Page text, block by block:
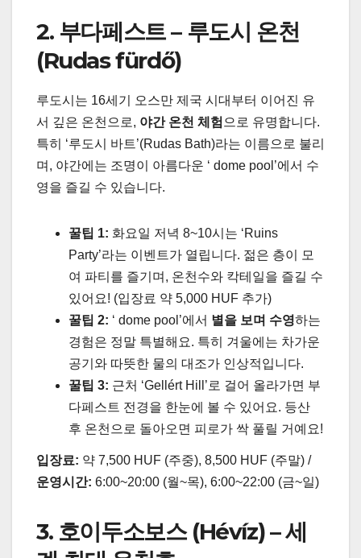
2. 부다페스트 – 루도시 온천
(Rudas fürdő)
루도시는 16세기 오스만 제국 시대부터 이어진 유
서 깊은 온천으로, 야간 온천 체험 으로 유명합니다.
특히 ‘루도시 바트’(Rudas Bath)라는 이름으로 불리
며, 야간에는 조명이 아름다운 ‘ dome pool’에서 수
영을 즐길 수 있습니다.
꿀팁 1: 화요일 저녁 8~10시 는 ‘Ruins
Party’라는 이벤트가 열립니다. 젊은 층이 모
여 파티를 즐기며, 온천수와 칵테일을 즐길 수
있어요! (입장료 약 5,000 HUF 추가)
꿀팁 2: ‘ dome pool’에서 별을 보며 수영하는
경험은 정말 특별해요. 특히 겨울에는 차가운
공기와 따뜻한 물의 대조가 인상적입니다.
꿀팁 3: 근처 ‘Gellért Hill’로 걸어 올라가면 부
다페스트 전경을 한눈에 볼 수 있어요. 등산
후 온천으로 돌아오면 피로가 싹 풀릴 거예요!
입장료: 약 7,500 HUF (주중), 8,500 HUF (주말) /
운영시간: 6:00~20:00 (월~목), 6:00~22:00 (금~일)
3. 호이두소보스 (Hévíz) – 세